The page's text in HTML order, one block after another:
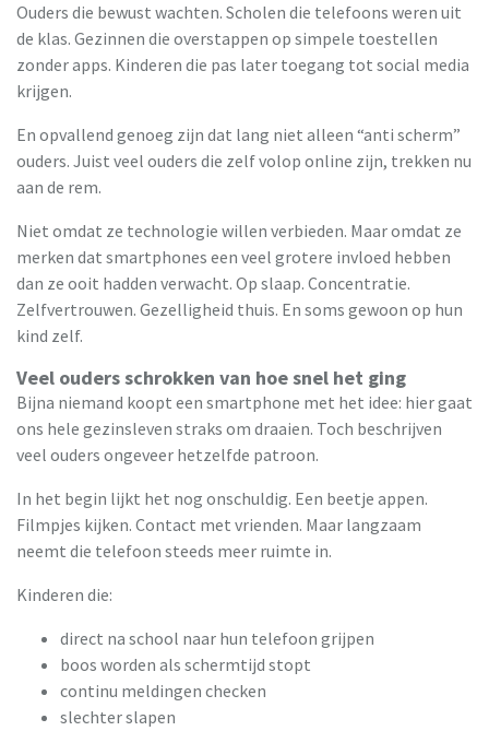
Ouders die bewust wachten. Scholen die telefoons weren uit
de klas. Gezinnen die overstappen op simpele toestellen
zonder apps. Kinderen die pas later toegang tot social media
krijgen.
En opvallend genoeg zijn dat lang niet alleen “anti scherm”
ouders. Juist veel ouders die zelf volop online zijn, trekken nu
aan de rem.
Niet omdat ze technologie willen verbieden. Maar omdat ze
merken dat smartphones een veel grotere invloed hebben
dan ze ooit hadden verwacht. Op slaap. Concentratie.
Zelfvertrouwen. Gezelligheid thuis. En soms gewoon op hun
kind zelf.
Veel ouders schrokken van hoe snel het ging
Bijna niemand koopt een smartphone met het idee: hier gaat
ons hele gezinsleven straks om draaien. Toch beschrijven
veel ouders ongeveer hetzelfde patroon.
In het begin lijkt het nog onschuldig. Een beetje appen.
Filmpjes kijken. Contact met vrienden. Maar langzaam
neemt die telefoon steeds meer ruimte in.
Kinderen die:
direct na school naar hun telefoon grijpen
boos worden als schermtijd stopt
continu meldingen checken
slechter slapen